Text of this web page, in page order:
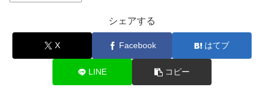
シェアする
X Facebook はてブ
LINE コピー